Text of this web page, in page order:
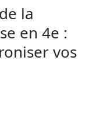
la
en 4e :
vos